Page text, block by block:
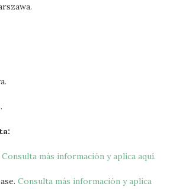
Consulta más información y aplica aquí.
Consulta más información y aplica